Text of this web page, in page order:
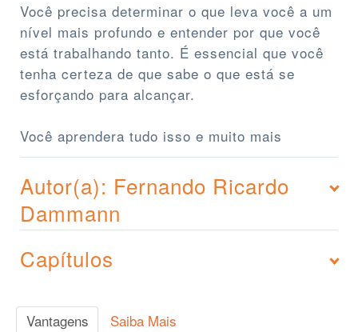
Você precisa determinar o que leva você a um
nível mais profundo e entender por que você
está trabalhando tanto. É essencial que você
tenha certeza de que sabe o que está se
esforçando para alcançar.
Você aprendera tudo isso e muito mais
Autor(a): Fernando Ricardo
Dammann
Capítulos
Vantagens Saiba Mais